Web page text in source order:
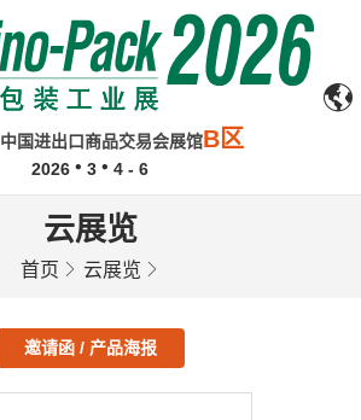
中国进出口商品交易会展馆B区
2026 3 4 - 6
云展览
首页 云展览
邀请函 / 产品海报